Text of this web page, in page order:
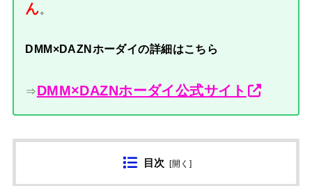
ん。
DMM×DAZNホーダイの詳細はこちら
⇒DMM×DAZNホーダイ公式サイト
目次 [開く ]